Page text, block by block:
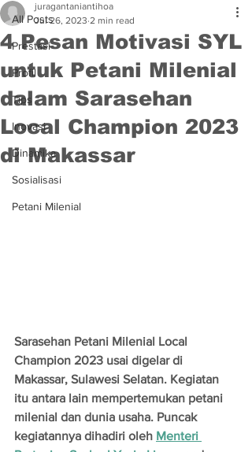
All Posts
Prestasi
Profil
Tips
Inovasi
Dinamika
Sosialisasi
Petani Milenial
4 Pesan Motivasi SYL
untuk Petani Milenial
dalam Sarasehan
Local Champion 2023
di Makassar
juragantaniantihoa
Jul 26, 2023 2 min read
Sarasehan Petani Milenial Local
Champion 2023 usai digelar di
Makassar, Sulawesi Selatan. Kegiatan
itu antara lain mempertemukan petani
milenial dan dunia usaha. Puncak
kegiatannya dihadiri oleh Menteri